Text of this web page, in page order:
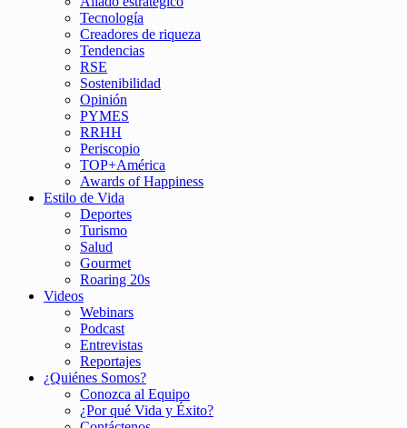
Tecnología
Creadores de riqueza
Tendencias
RSE
Sostenibilidad
Opinión
PYMES
RRHH
Periscopio
TOP+América
Awards of Happiness
Estilo de Vida
Deportes
Turismo
Salud
Gourmet
Roaring 20s
Videos
Webinars
Podcast
Entrevistas
Reportajes
¿Quiénes Somos?
Conozca al Equipo
¿Por qué Vida y Éxito?